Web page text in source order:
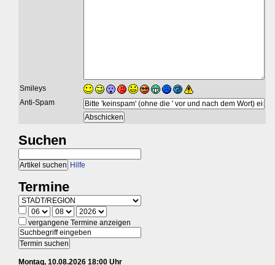
Smileys
Anti-Spam
Suchen
Hilfe
Termine
vergangene Termine anzeigen
Montag, 10.08.2026 18:00 Uhr